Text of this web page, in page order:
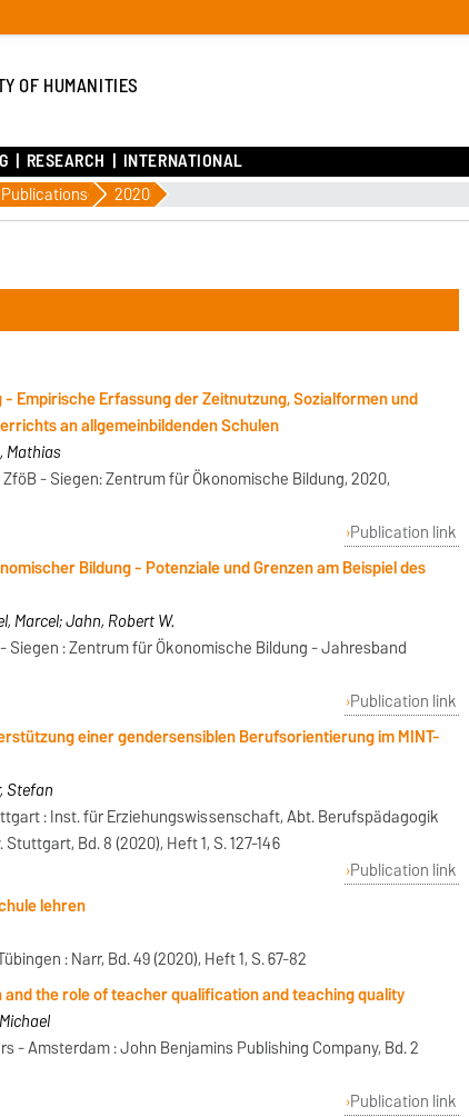
OF HUMANITIES
RESEARCH INTERNATIONAL
Publications 2020
Empirische Erfassung der Zeitnutzung, Sozialformen und
an allgemeinbildenden Schulen
Mathias
- Siegen: Zentrum für Ökonomische Bildung, 2020,
Publication link
Bildung - Potenziale und Grenzen am Beispiel des
Marcel; Jahn, Robert W.
: Zentrum für Ökonomische Bildung - Jahresband
Publication link
einer gendersensiblen Berufsorientierung im MINT-
Stefan
: Inst. für Erziehungswissenschaft, Abt. Berufspädagogik
Bd. 8 (2020), Heft 1, S. 127-146
Publication link
lehren
: Narr, Bd. 49 (2020), Heft 1, S. 67-82
the role of teacher qualification and teaching quality
- Amsterdam : John Benjamins Publishing Company, Bd. 2
Publication link